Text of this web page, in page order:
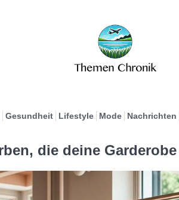
Gesundheit Lifestyle Mode Nachrichten
die deine